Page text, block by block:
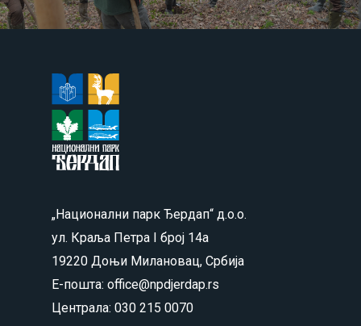
„Национални парк Ђердап“ д.о.о.
ул. Краља Петра I број 14а
19220 Доњи Милановац, Србија
Е-пошта: office@npdjerdap.rs
Централа: 030 215 0070